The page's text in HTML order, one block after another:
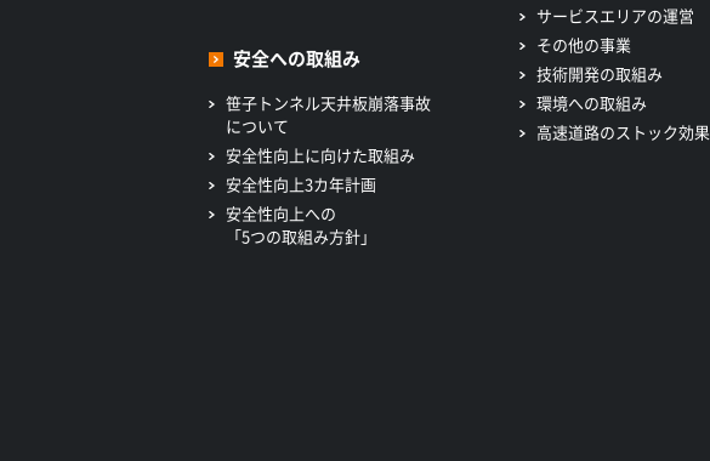
安全への取組み
笹子トンネル天井板崩落事故
について
安全性向上に向けた取組み
安全性向上3カ年計画
安全性向上への
「5つの取組み方針」
サービスエリアの運営
その他の事業
技術開発の取組み
環境への取組み
高速道路のストック効果